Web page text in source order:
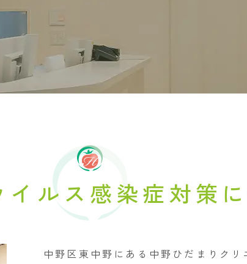
ルス感染症対策
中野区東中野にある中野ひだまりク